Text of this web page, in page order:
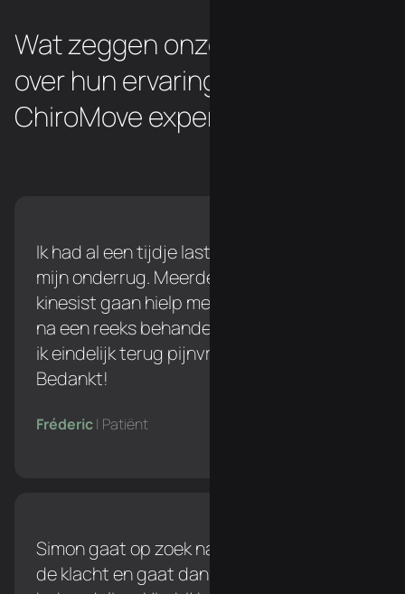
Wat zeggen onze patiënten
over hun ervaring met de
ChiroMove experten?
Ik had al een tijdje last tijdens het lopen in
mijn onderrug. Meerdere keren naar een
kinesist gaan hielp me niet verder, maar
na een reeks behandelingen bij Simon ben
ik eindelijk terug pijnvrij tijdens het lopen!
Bedankt!
Fréderic| Patiënt
Simon gaat op zoek naar de oorzaak van
de klacht en gaat dan pas over naar een